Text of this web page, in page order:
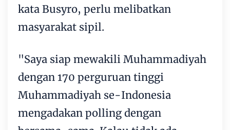
kata Busyro, perlu melibatkan
masyarakat sipil.
"Saya siap mewakili Muhammadiyah
dengan 170 perguruan tinggi
Muhammadiyah se-Indonesia
mengadakan polling dengan